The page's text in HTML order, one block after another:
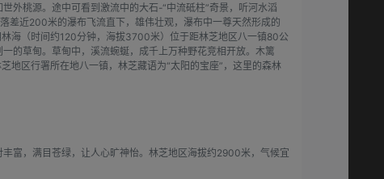
外桃源。途中可看到激流中的大石-“中流砥柱”奇景，听河水滔
差近200米的瀑布飞流直下，雄伟壮观，瀑布中一尊天然形成的
海（时间约120分钟，海拔3700米）位于距林芝地区八一镇80公
的草甸。草甸中，溪流蜿蜒，成千上万种野花竞相开放。木篱
区行署所在地八一镇，林芝藏语为“太阳的宝座”，这里的森林
富，满目苍绿，让人心旷神怡。林芝地区海拔约2900米，气候宜